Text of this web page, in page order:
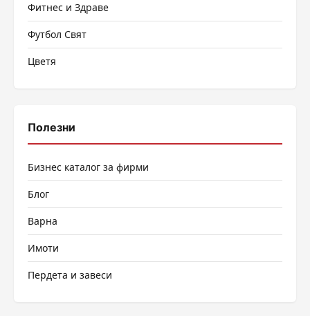
Фитнес и Здраве
Футбол Свят
Цветя
Полезни
Бизнес каталог за фирми
Блог
Варна
Имоти
Пердета и завеси